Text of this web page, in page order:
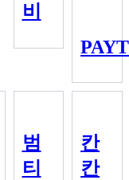
비
범
티
칸
칸